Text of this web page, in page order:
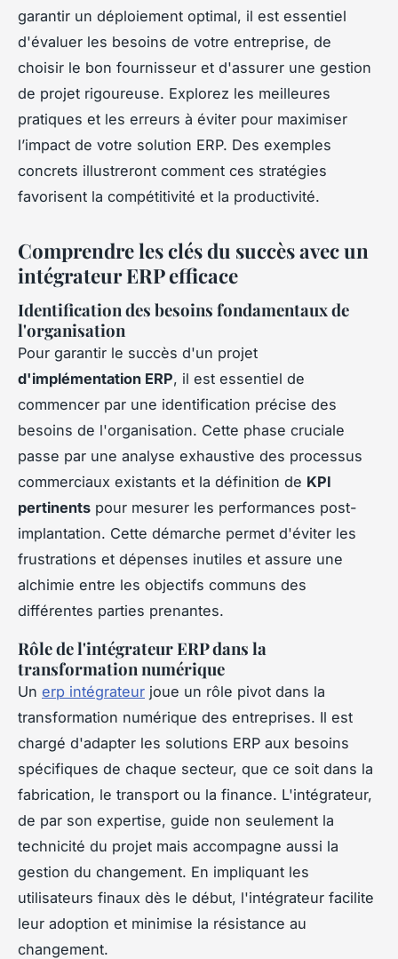
garantir un déploiement optimal, il est essentiel
d'évaluer les besoins de votre entreprise, de
choisir le bon fournisseur et d'assurer une gestion
de projet rigoureuse. Explorez les meilleures
pratiques et les erreurs à éviter pour maximiser
l’impact de votre solution ERP. Des exemples
concrets illustreront comment ces stratégies
favorisent la compétitivité et la productivité.
Comprendre les clés du succès avec un
intégrateur ERP efficace
Identification des besoins fondamentaux de
l'organisation
Pour garantir le succès d'un projet
d'implémentation ERP, il est essentiel de
commencer par une identification précise des
besoins de l'organisation. Cette phase cruciale
passe par une analyse exhaustive des processus
commerciaux existants et la définition de KPI
pertinents pour mesurer les performances post-
implantation. Cette démarche permet d'éviter les
frustrations et dépenses inutiles et assure une
alchimie entre les objectifs communs des
différentes parties prenantes.
Rôle de l'intégrateur ERP dans la
transformation numérique
Un erp intégrateur joue un rôle pivot dans la
transformation numérique des entreprises. Il est
chargé d'adapter les solutions ERP aux besoins
spécifiques de chaque secteur, que ce soit dans la
fabrication, le transport ou la finance. L'intégrateur,
de par son expertise, guide non seulement la
technicité du projet mais accompagne aussi la
gestion du changement. En impliquant les
utilisateurs finaux dès le début, l'intégrateur facilite
leur adoption et minimise la résistance au
changement.